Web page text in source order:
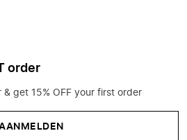
order
get 15% OFF your first order